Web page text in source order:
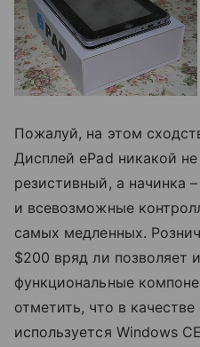
Пожалуй, на этом
Дисплей ePad никакой
резистивный, а начинка
и всевозможные
самых медленных.
$200 вряд ли позволяет
функциональные
отметить, что в
используется Windows